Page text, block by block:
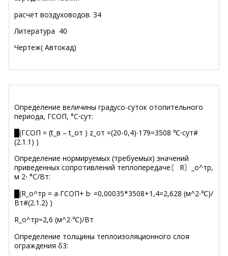
расчет воздуховодов. 34
Литература 40
Чертеж( Автокад)
Определение величины градусо-суток отопительного
периода, ГСОП, °С⋅сут:
█(ГСОП = (t_в – t_от ) z_от =(20-0,4)∙179=3508 ℃⋅сут#
(2.1.1) )
Определение нормируемых (требуемых) значений
приведенных сопротивлений теплопередаче〖 R〗_о^тр,
м 2⋅ °С/Вт:
█(R_о^тр = a∙ГСОП+ b· =0,00035*3508+1,4=2,628 (м^2∙℃)/
Вт#(2.1.2) )
R_о^тр≈2,6 (м^2∙℃)/Вт
Определение толщины теплоизоляционного слоя
ограждения δ3: